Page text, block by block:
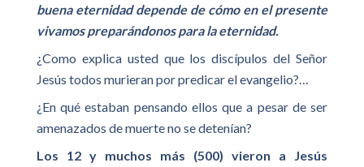
buena eternidad depende de cómo en el presente
vivamos preparándonos para la eternidad.
¿Como explica usted que los discípulos del Señor
Jesús todos murieran por predicar el evangelio?…
¿En qué estaban pensando ellos que a pesar de ser
amenazados de muerte no se detenían?
Los 12 y muchos más (500) vieron a Jesús